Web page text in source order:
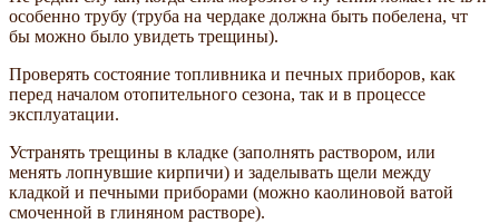
особенно трубу (труба на чердаке должна быть побелена, чт
бы можно было увидеть трещины).
Проверять состояние топливника и печных приборов, как
перед началом отопительного сезона, так и в процессе
эксплуатации.
Устранять трещины в кладке (заполнять раствором, или
менять лопнувшие кирпичи) и заделывать щели между
кладкой и печными приборами (можно каолиновой ватой
смоченной в глиняном растворе).